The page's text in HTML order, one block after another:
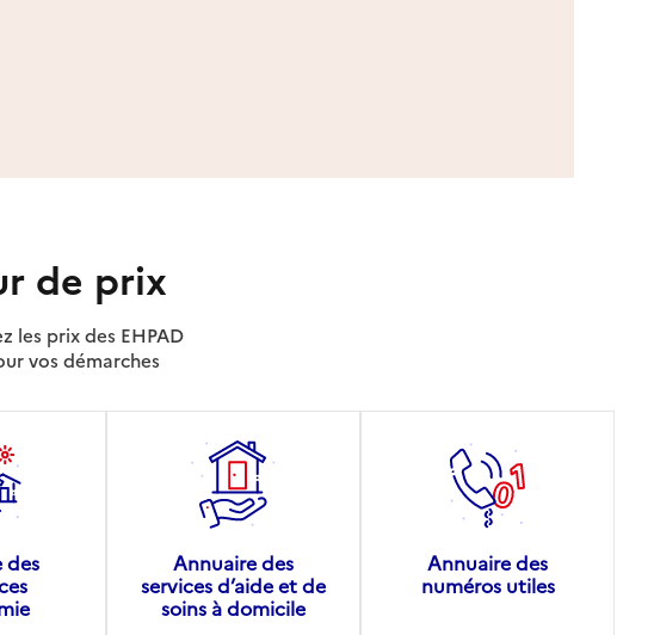
de prix
les prix des EHPAD
vos démarches
des
Annuaire des
services d’aide et de
soins à domicile
Annuaire des
numéros utiles